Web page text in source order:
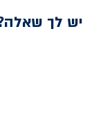
יש לך